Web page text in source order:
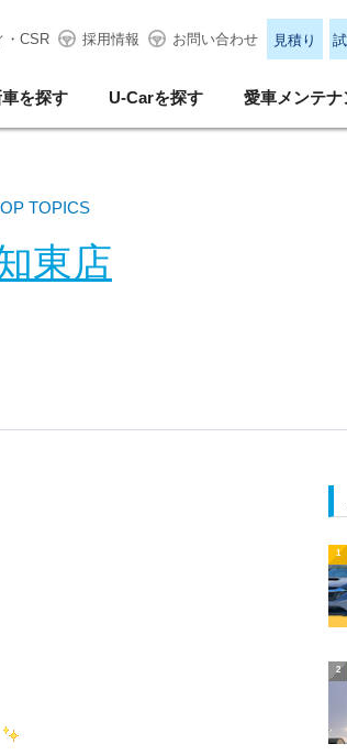
・CSR 採用情報 お問い合わせ 見積り
車を探す U-Carを探す 愛車メンテナ
TOPICS
東店
1
2